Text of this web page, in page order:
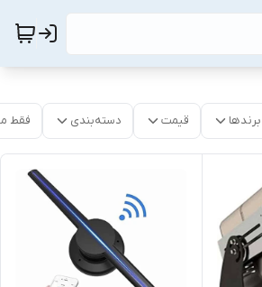
برندها قیمت دسته‌بندی فقط